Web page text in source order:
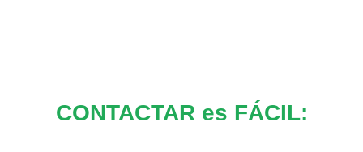
CONTACTAR es FÁCIL: